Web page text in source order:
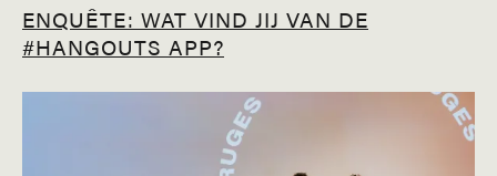
ENQUÊTE: WAT VIND JIJ VAN DE
#HANGOUTS APP?